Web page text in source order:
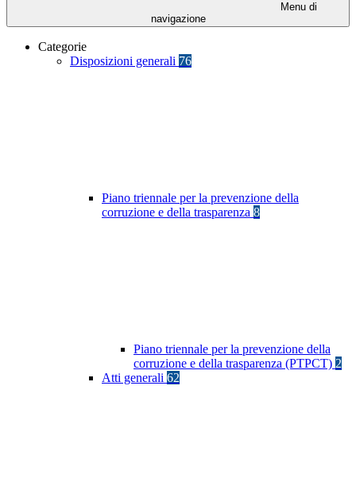
Menu di
navigazione
Categorie
Disposizioni generali 76
Piano triennale per la prevenzione della
corruzione e della trasparenza 8
Piano triennale per la prevenzione della
corruzione e della trasparenza (PTPCT) 2
Atti generali 62